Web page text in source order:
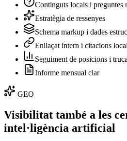
Continguts locals i preguntes
Estratègia de ressenyes
Schema markup i dades
Enllaçat intern i citacions
Seguiment de posicions i
Informe mensual clar
GEO
Visibilitat també a les
intel·ligència artificial